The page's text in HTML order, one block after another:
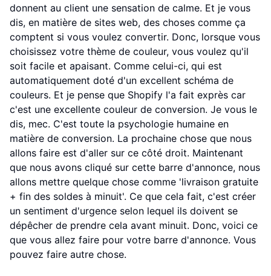
donnent au client une sensation de calme. Et je vous
dis, en matière de sites web, des choses comme ça
comptent si vous voulez convertir. Donc, lorsque vous
choisissez votre thème de couleur, vous voulez qu'il
soit facile et apaisant. Comme celui-ci, qui est
automatiquement doté d'un excellent schéma de
couleurs. Et je pense que Shopify l'a fait exprès car
c'est une excellente couleur de conversion. Je vous le
dis, mec. C'est toute la psychologie humaine en
matière de conversion. La prochaine chose que nous
allons faire est d'aller sur ce côté droit. Maintenant
que nous avons cliqué sur cette barre d'annonce, nous
allons mettre quelque chose comme 'livraison gratuite
+ fin des soldes à minuit'. Ce que cela fait, c'est créer
un sentiment d'urgence selon lequel ils doivent se
dépêcher de prendre cela avant minuit. Donc, voici ce
que vous allez faire pour votre barre d'annonce. Vous
pouvez faire autre chose.